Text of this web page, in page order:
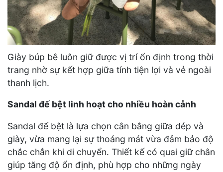
Giày búp bê luôn giữ được vị trí ổn định trong thời
trang nhờ sự kết hợp giữa tính tiện lợi và vẻ ngoài
thanh lịch.
Sandal đế bệt linh hoạt cho nhiều hoàn cảnh
Sandal đế bệt là lựa chọn cân bằng giữa dép và
giày, vừa mang lại sự thoáng mát vừa đảm bảo độ
chắc chắn khi di chuyển. Thiết kế có quai giữ chân
giúp tăng độ ổn định, phù hợp cho những ngày